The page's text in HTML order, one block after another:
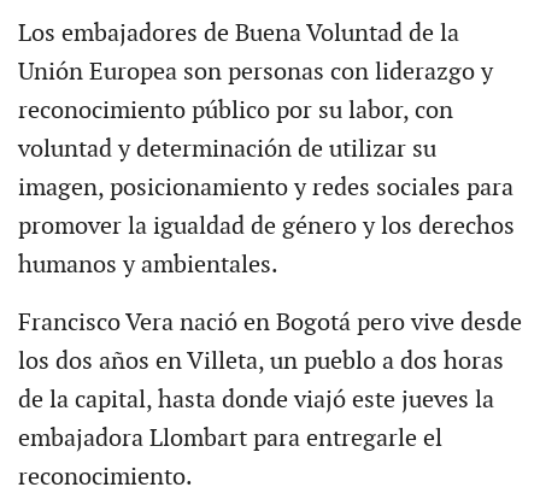
Los embajadores de Buena Voluntad de la
Unión Europea son personas con liderazgo y
reconocimiento público por su labor, con
voluntad y determinación de utilizar su
imagen, posicionamiento y redes sociales para
promover la igualdad de género y los derechos
humanos y ambientales.
Francisco Vera nació en Bogotá pero vive desde
los dos años en Villeta, un pueblo a dos horas
de la capital, hasta donde viajó este jueves la
embajadora Llombart para entregarle el
reconocimiento.